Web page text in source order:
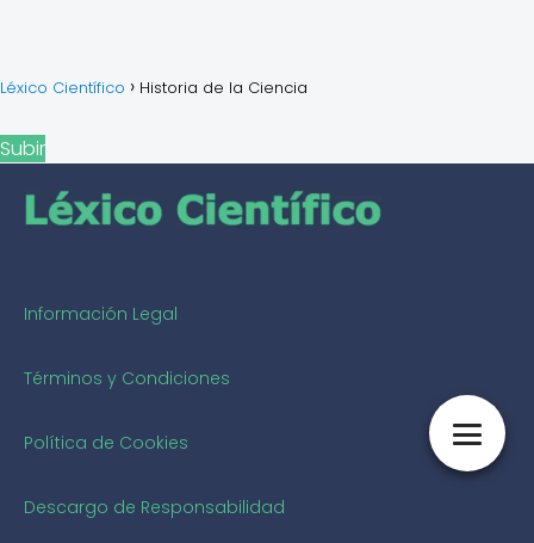
Léxico Científico Historia de la Ciencia
Subir
Información Legal
Términos y Condiciones
Política de Cookies
Descargo de Responsabilidad